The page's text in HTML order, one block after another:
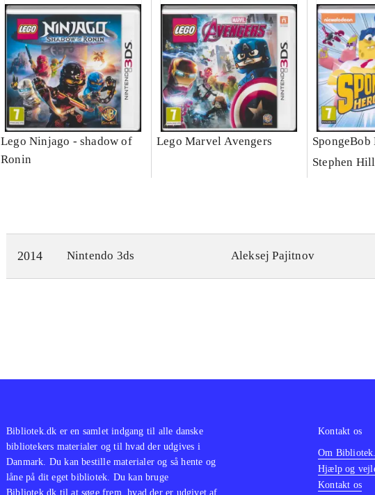
Lego Ninjago - shadow of
Ronin
Lego Marvel Avengers
SpongeBob
Stephen
2014 Nintendo 3ds Aleksej Pajitnov
Bibliotek.dk er en samlet indgang til alle danske
bibliotekers materialer og til hvad der udgives i
Danmark. Du kan bestille materialer og så hente og
låne på dit eget bibliotek. Du kan bruge
Bibliotek.dk til at søge frem, hvad der er udgivet af
Kontakt os
Om
Hjælp og
Kontakt os